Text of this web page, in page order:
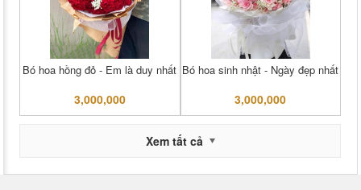
Bó hoa hồng đỏ - Em là duy nhất
3,000,000
Bó hoa sinh nhật - Ngày đẹp nhất
3,000,000
Xem tất cả